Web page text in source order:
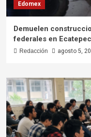
Edomex
Demuelen
federales en Ecatepec
Redacción agosto 5,